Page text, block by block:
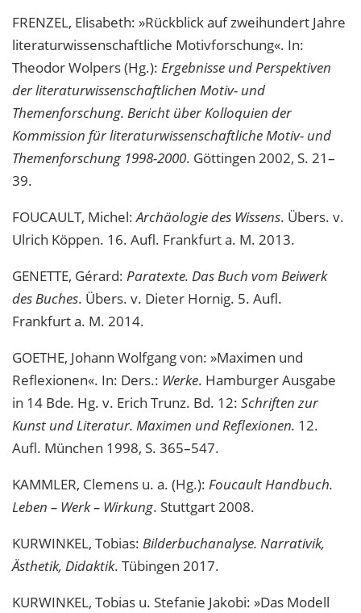
FRENZEL, Elisabeth: »Rückblick auf zweihundert Jahre
literaturwissenschaftliche Motivforschung«. In:
Theodor Wolpers (Hg.): Ergebnisse und Perspektiven
der literaturwissenschaftlichen Motiv- und
Themenforschung. Bericht über Kolloquien der
Kommission für literaturwissenschaftliche Motiv- und
Themenforschung 1998-2000. Göttingen 2002, S. 21–
39.
FOUCAULT, Michel:Archäologie des Wissens. Übers. v.
Ulrich Köppen. 16. Aufl. Frankfurt a. M. 2013.
GENETTE, Gérard: Paratexte. Das Buch vom Beiwerk
des Buches. Übers. v. Dieter Hornig. 5. Aufl.
Frankfurt a. M. 2014.
GOETHE, Johann Wolfgang von: »Maximen und
Reflexionen«. In: Ders.: Werke. Hamburger Ausgabe
in 14 Bde. Hg. v. Erich Trunz. Bd. 12: Schriften zur
Kunst und Literatur. Maximen und Reflexionen. 12.
Aufl. München 1998, S. 365–547.
KAMMLER, Clemens u. a. (Hg.): Foucault Handbuch.
Leben – Werk – Wirkung. Stuttgart 2008.
KURWINKEL, Tobias: Bilderbuchanalyse. Narrativik,
Ästhetik, Didaktik. Tübingen 2017.
KURWINKEL, Tobias u. Stefanie Jakobi: »Das Modell